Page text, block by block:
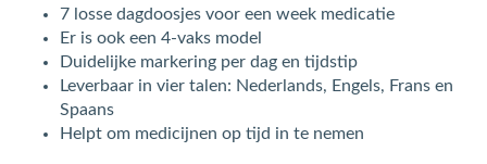
7 losse dagdoosjes voor een week medicatie
Er is ook een 4-vaks model
Duidelijke markering per dag en tijdstip
Leverbaar in vier talen: Nederlands, Engels, Frans en
Spaans
Helpt om medicijnen op tijd in te nemen